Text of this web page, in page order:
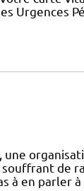
Urgences
de
à en parler